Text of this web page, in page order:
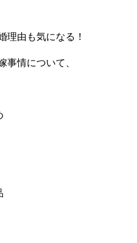
理由も気になる！
事情について、